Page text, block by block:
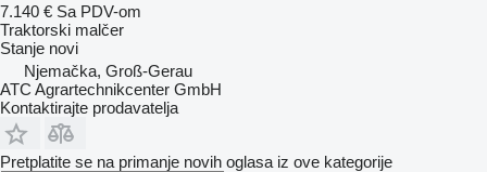
7.140 € Sa PDV-om
Traktorski malčer
Stanje novi
Njemačka, Groß-Gerau
ATC Agrartechnikcenter GmbH
Kontaktirajte prodavatelja
Pretplatite se na primanje novih oglasa iz ove kategorije